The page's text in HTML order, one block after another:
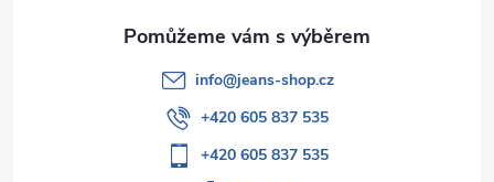
info@jeans-shop.cz
+420 605 837 535
+420 605 837 535